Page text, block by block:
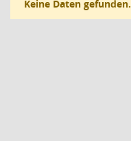
Keine Daten gefunden.